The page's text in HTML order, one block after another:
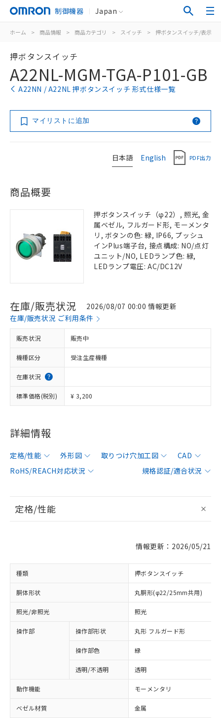
制御機器 Japan
ホーム > 商品情報 > 商品カテゴリ > スイッチ > 押ボタンスイッチ/表示灯
押ボタンスイッチ
A22NL-MGM-TGA-P101-GB
A22NN / A22NL 押ボタンスイッチ 形式仕様一覧
マイリストに追加
日本語 English PDF出力
商品概要
押ボタンスイッチ（φ22）, 照光, 金
属ベゼル, フルガード形, モーメンタ
リ, ボタンの色: 緑, IP66, プッシュ
インPlus端子台, 接点構成: NO/点灯
ユニット/NO, LEDランプ色: 緑,
LEDランプ電圧: AC/DC12V
在庫/販売状況
2026/08/07 00:00 情報更新
在庫/販売状況 ご利用条件
販売状況 販売中
機種区分 受注生産機種
在庫状況
標準価格(税別) ¥ 3,200
詳細情報
定格/性能 外形図 取りつけ穴加工図
CAD
RoHS/REACH対応状況
規格認証/適合状況
定格/性能
情報更新：2026/05/21
種類 押ボタンスイッチ
胴体形状 丸胴形(φ22/25mm共用)
照光/非照光 照光
操作部 操作部形状 丸形 フルガード形
操作部色 緑
透明/不透明 透明
動作機能 モーメンタリ
ベゼル材質 金属